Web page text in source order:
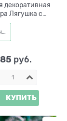
декоративная
Лягушка с
пузырями
металл
Черный
руб.
КУПИТЬ